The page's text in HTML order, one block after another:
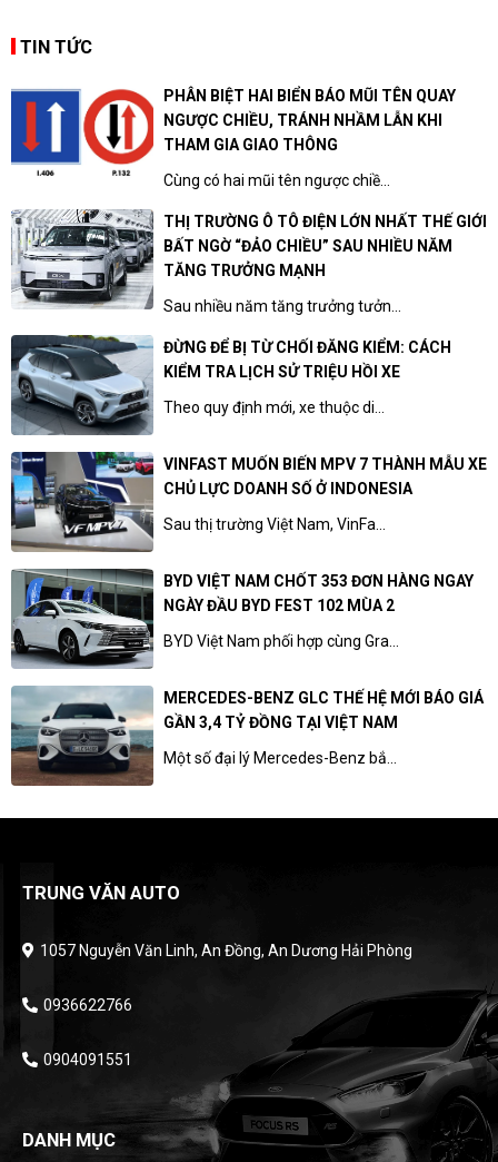
TIN TỨC
PHÂN BIỆT HAI BIỂN BÁO MŨI TÊN QUAY
NGƯỢC CHIỀU, TRÁNH NHẦM LẪN KHI
THAM GIA GIAO THÔNG
Cùng có hai mũi tên ngược chiề...
THỊ TRƯỜNG Ô TÔ ĐIỆN LỚN NHẤT THẾ GIỚI
BẤT NGỜ “ĐẢO CHIỀU” SAU NHIỀU NĂM
TĂNG TRƯỞNG MẠNH
Sau nhiều năm tăng trưởng tưởn...
ĐỪNG ĐỂ BỊ TỪ CHỐI ĐĂNG KIỂM: CÁCH
KIỂM TRA LỊCH SỬ TRIỆU HỒI XE
Theo quy định mới, xe thuộc di...
VINFAST MUỐN BIẾN MPV 7 THÀNH MẪU XE
CHỦ LỰC DOANH SỐ Ở INDONESIA
Sau thị trường Việt Nam, VinFa...
BYD VIỆT NAM CHỐT 353 ĐƠN HÀNG NGAY
NGÀY ĐẦU BYD FEST 102 MÙA 2
BYD Việt Nam phối hợp cùng Gra...
MERCEDES-BENZ GLC THẾ HỆ MỚI BÁO GIÁ
GẦN 3,4 TỶ ĐỒNG TẠI VIỆT NAM
Một số đại lý Mercedes-Benz bắ...
TRUNG VĂN AUTO
1057 Nguyễn Văn Linh, An Đồng, An Dương Hải Phòng
0936622766
0904091551
DANH MỤC